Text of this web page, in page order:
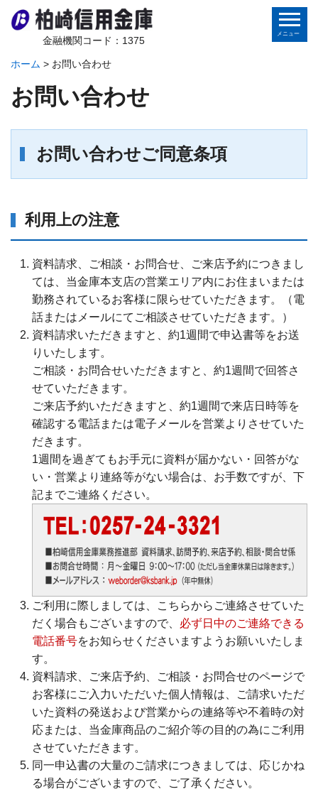
金融機関コード：1375
法人のお客さま
地域の皆様へ
インターネットバンキング
ATM/支店情報
各種手数料
各種規定集
お問い合わせ
サイトマップ
ホーム > お問い合わせ
お問い合わせ
お問い合わせご同意条項
利用上の注意
資料請求、ご相談・お問合せ、ご来店予約につきまし
ては、当金庫本支店の営業エリア内にお住まいまたは
勤務されているお客様に限らせていただきます。（電
話またはメールにてご相談させていただきます。）
資料請求いただきますと、約1週間で申込書等をお送
りいたします。
ご相談・お問合せいただきますと、約1週間で回答さ
せていただきます。
ご来店予約いただきますと、約1週間で来店日時等を
確認する電話または電子メールを営業よりさせていた
だきます。
1週間を過ぎてもお手元に資料が届かない・回答がな
い・営業より連絡等がない場合は、お手数ですが、下
記までご連絡ください。
ご利用に際しましては、こちらからご連絡させていた
だく場合もございますので、 必ず日中のご連絡できる
電話番号をお知らせくださいますようお願いいたしま
す。
資料請求、ご来店予約、ご相談・お問合せのページで
お客様にご入力いただいた個人情報は、ご請求いただ
いた資料の発送および営業からの連絡等や不着時の対
応または、当金庫商品のご紹介等の目的の為にご利用
させていただきます。
同一申込書の大量のご請求につきましては、応じかね
る場合がございますので、ご了承ください。